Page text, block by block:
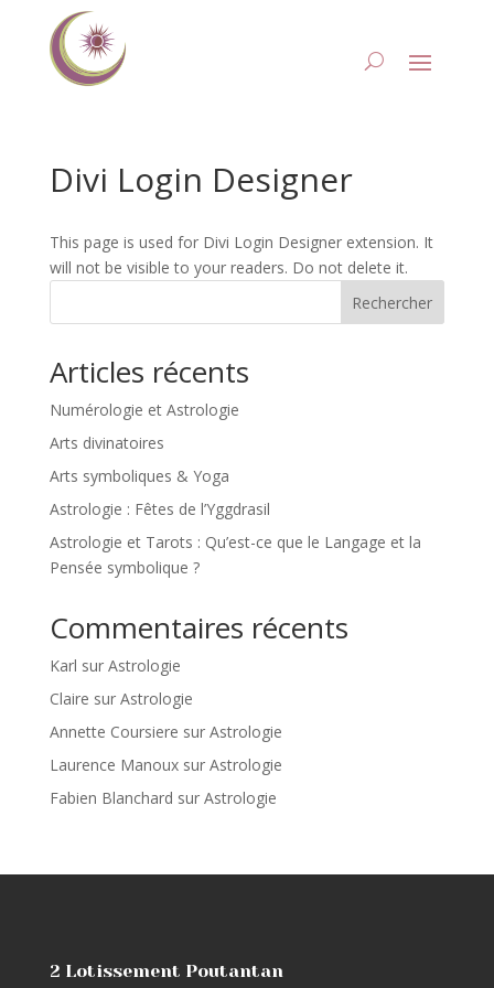
Divi Login Designer
This page is used for Divi Login Designer extension. It
will not be visible to your readers. Do not delete it.
Rechercher
Articles récents
Numérologie et Astrologie
Arts divinatoires
Arts symboliques & Yoga
Astrologie : Fêtes de l’Yggdrasil
Astrologie et Tarots : Qu’est-ce que le Langage et la
Pensée symbolique ?
Commentaires récents
Karl sur Astrologie
Claire sur Astrologie
Annette Coursiere sur Astrologie
Laurence Manouxsur Astrologie
Fabien Blanchard sur Astrologie
2 Lotissement Poutantan